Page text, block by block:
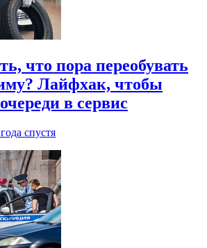
что пора переобувать
Лайфхак, чтобы
в сервис
спустя